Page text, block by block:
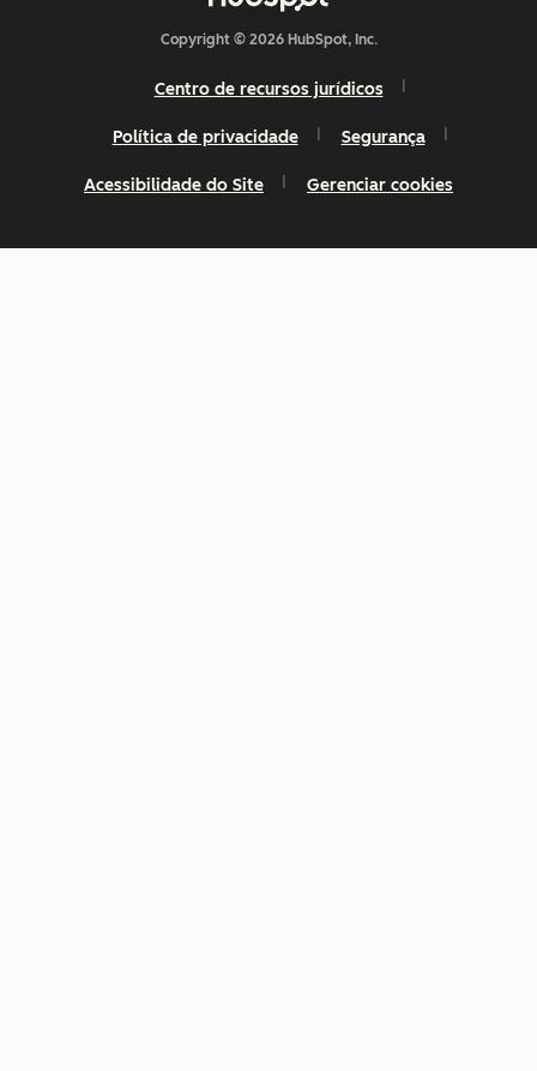
Copyright © 2026 HubSpot, Inc.
Centro de recursos jurídicos
Política de privacidade Segurança
Acessibilidade do Site Gerenciar cookies